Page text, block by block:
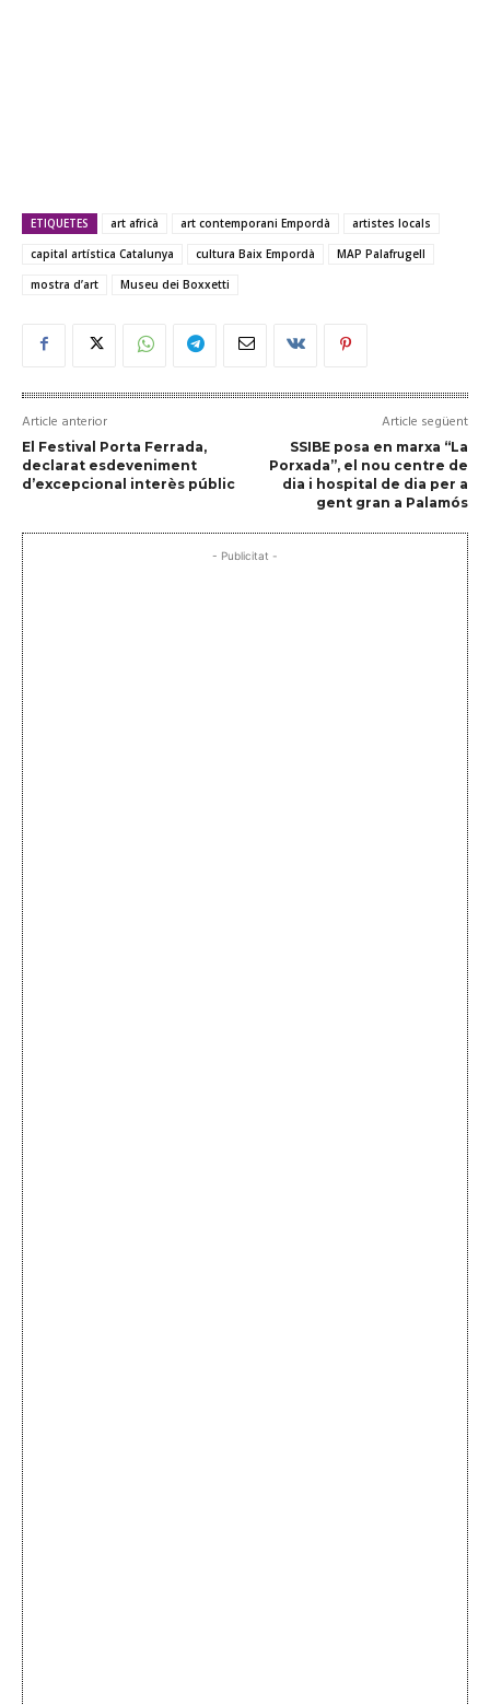
ETIQUETES art africà art contemporani Empordà
artistes locals
capital artística Catalunya
cultura Baix Empordà
MAP Palafrugell
mostra d’art
Museu dei Boxxetti
Article anterior
El Festival Porta Ferrada,
declarat esdeveniment
d’excepcional interès públic
Article següent
SSIBE posa en marxa “La
Porxada”, el nou centre de
dia i hospital de dia per a
gent gran a Palamós
- Publicitat -